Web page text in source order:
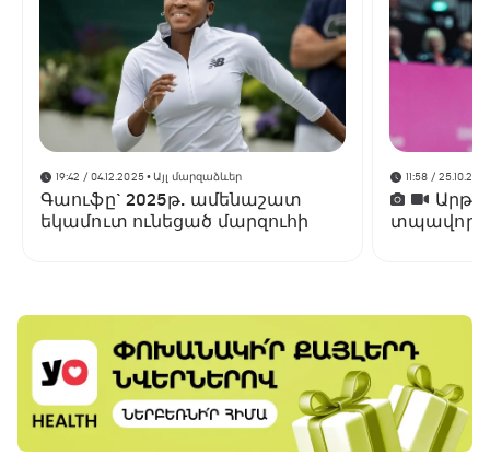
19:42 / 04.12.2025• Այլ մարզաձևեր
Գաուֆը` 2025թ. ամենաշատ
եկամուտ ունեցած մարզուհի
11:58 /